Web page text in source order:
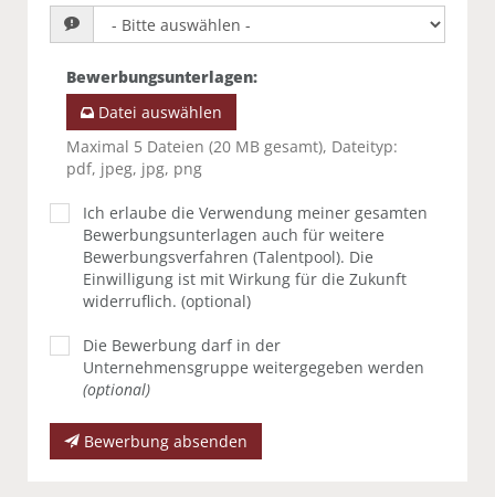
Bewerbungsunterlagen:
Datei auswählen
Maximal 5 Dateien (20 MB gesamt), Dateityp:
pdf, jpeg, jpg, png
Ich erlaube die Verwendung meiner gesamten
Bewerbungsunterlagen auch für weitere
Bewerbungsverfahren (Talentpool). Die
Einwilligung ist mit Wirkung für die Zukunft
widerruflich. (optional)
Die Bewerbung darf in der
Unternehmensgruppe weitergegeben werden
(optional)
Bewerbung absenden